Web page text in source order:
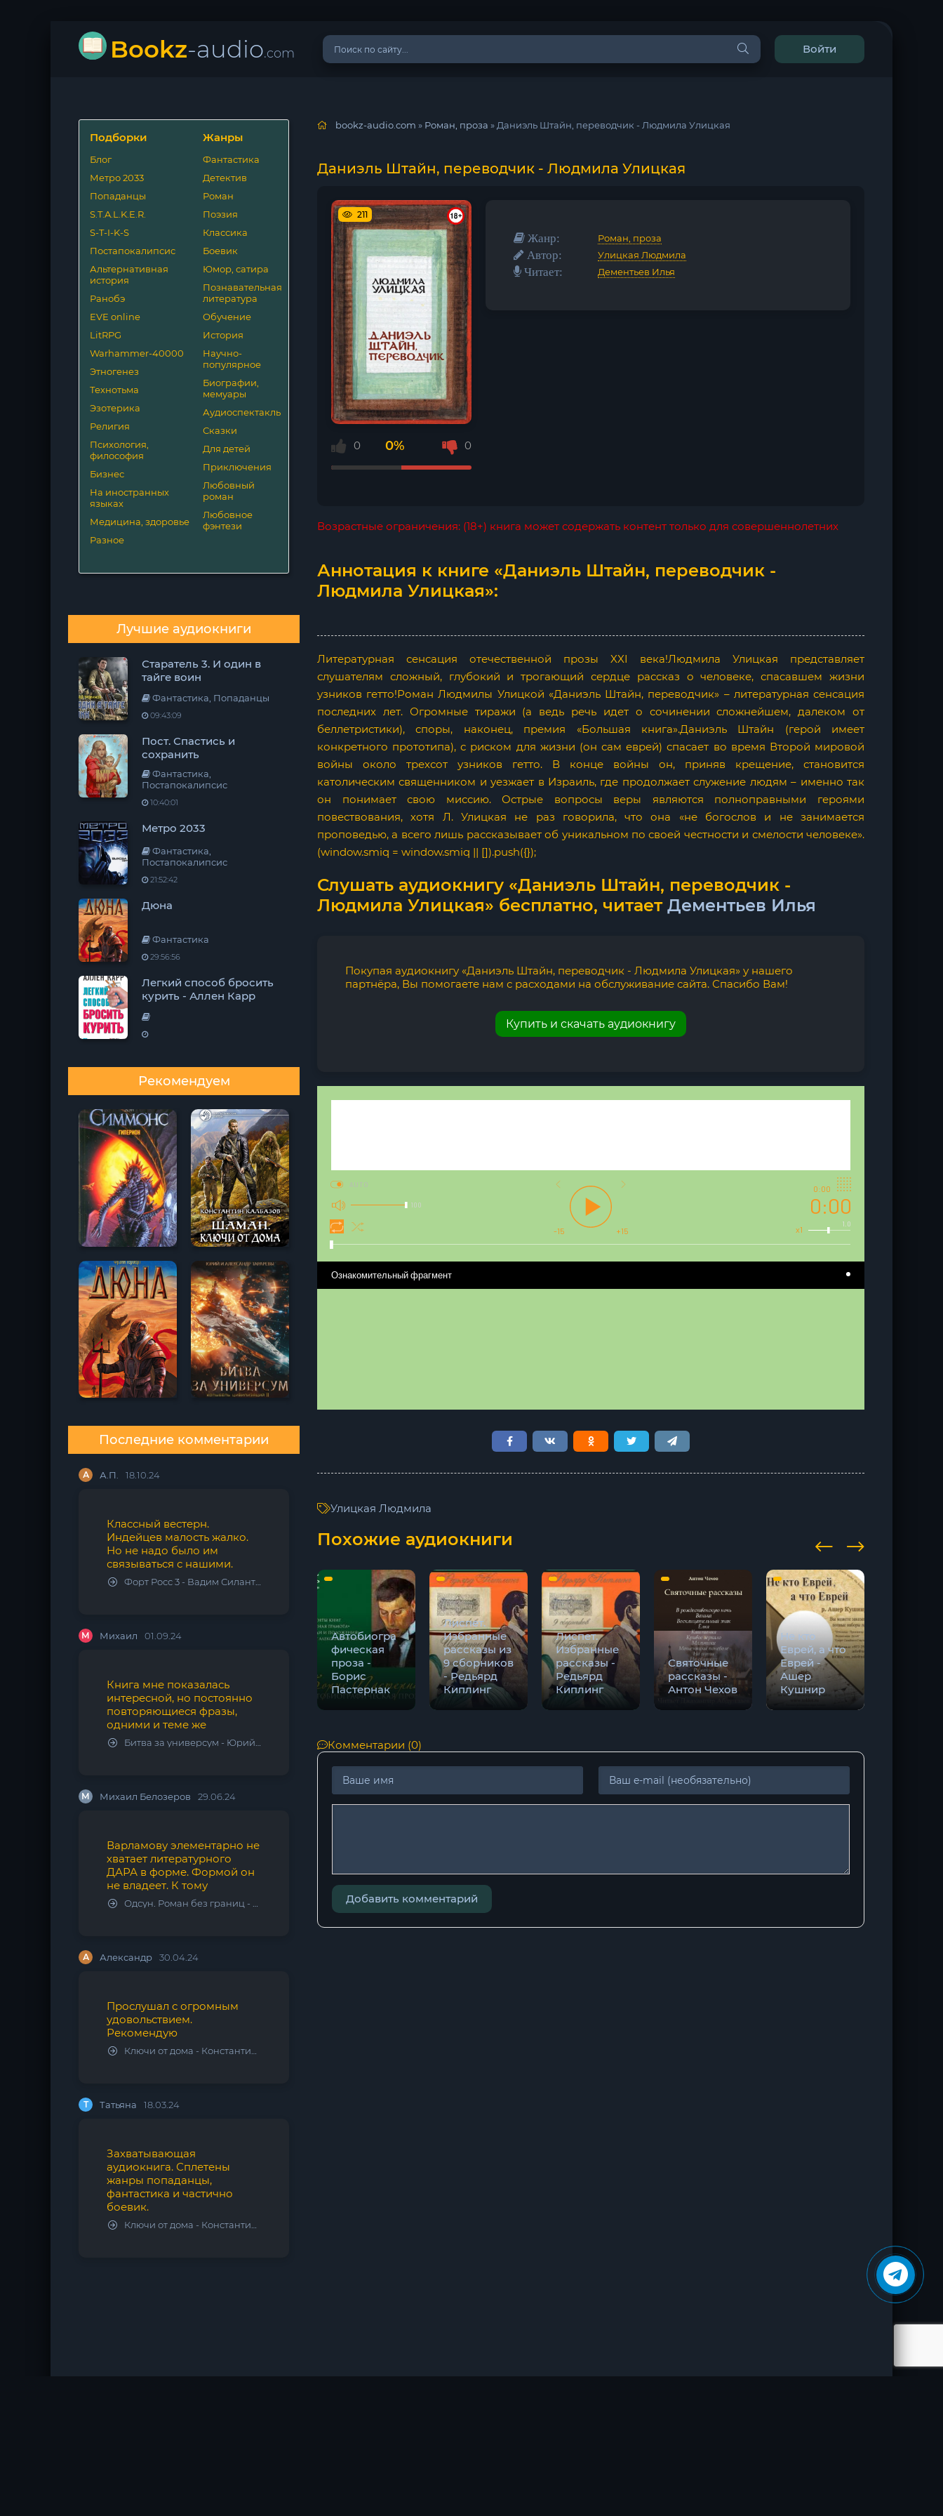
Bookz-audio.com Войти
Подборки
Блог
Метро 2033
Попаданцы
S.T.A.L.K.E.R.
S-T-I-K-S
Постапокалипсис
Альтернативная
история
Ранобэ
EVE online
LitRPG
Warhammer-40000
Этногенез
Технотьма
Эзотерика
Религия
Психология,
философия
Бизнес
На иностранных
языках
Медицина, здоровье
Разное
Жанры
Фантастика
Детектив
Роман
Поэзия
Классика
Боевик
Юмор, сатира
Познавательная
литература
Обучение
История
Научно-
популярное
Биографии,
мемуары
Аудиоспектакль
Сказки
Для детей
Приключения
Любовный
роман
Любовное
фэнтези
Лучшие аудиокниги
Старатель 3. И один в
тайге воин
Фантастика, Попаданцы
09:43:09
Пост. Спастись и
сохранить
Фантастика,
Постапокалипсис
10:40:01
Метро 2033
Фантастика,
Постапокалипсис
21:52:42
Дюна
Фантастика
29:56:56
Легкий способ бросить
курить - Аллен Карр
Рекомендуем
Последние комментарии
А А.П. 18.10.24
Классный вестерн.
Индейцев малость жалко.
Но не надо было им
связываться с нашими.
Форт Росс 3 - Вадим Силантьев
М Михаил 01.09.24
Книга мне показалась
интересной, но постоянно
повторяющиеся фразы,
одними и теме же
Битва за универсум - Юрий Тарарев, Александр Тарарев
М Михаил Белозеров 29.06.24
Варламову элементарно не
хватает литературного
ДАРА в форме. Формой он
не владеет. К тому
Одсун. Роман без границ - Алексей Варламов
А Александр 30.04.24
Прослушал с огромным
удовольствием.
Рекомендую
Ключи от дома - Константин Калбазов
Т Татьяна 18.03.24
Захватывающая
аудиокнига. Сплетены
жанры попаданцы,
фантастика и частично
боевик.
Ключи от дома - Константин Калбазов
bookz-audio.com » Роман, проза » Даниэль Штайн, переводчик - Людмила Улицкая
Даниэль Штайн, переводчик - Людмила Улицкая
211
0 0% 0
Жанр: Роман, проза
Автор: Улицкая Людмила
Читает: Дементьев Илья
Возрастные ограничения: (18+) книга может содержать контент только для совершеннолетних
Аннотация к книге «Даниэль Штайн, переводчик -
Людмила Улицкая»:
Литературная сенсация отечественной прозы XXI века!Людмила Улицкая представляет
слушателям сложный, глубокий и трогающий сердце рассказ о человеке, спасавшем жизни
узников гетто!Роман Людмилы Улицкой «Даниэль Штайн, переводчик» – литературная сенсация
последних лет. Огромные тиражи (а ведь речь идет о сочинении сложнейшем, далеком от
беллетристики), споры, наконец, премия «Большая книга».Даниэль Штайн (герой имеет
конкретного прототипа), с риском для жизни (он сам еврей) спасает во время Второй мировой
войны около трехсот узников гетто. В конце войны он, приняв крещение, становится
католическим священником и уезжает в Израиль, где продолжает служение людям – именно так
он понимает свою миссию. Острые вопросы веры являются полноправными героями
повествования, хотя Л. Улицкая не раз говорила, что она «не богослов и не занимается
проповедью, а всего лишь рассказывает об уникальном по своей честности и смелости человеке».
(window.smiq = window.smiq || []).push({});
Слушать аудиокнигу «Даниэль Штайн, переводчик -
Людмила Улицкая» бесплатно, читает Дементьев Илья
Покупая аудиокнигу «Даниэль Штайн, переводчик - Людмила Улицкая» у нашего
партнёра, Вы помогаете нам с расходами на обслуживание сайта. Спасибо Вам!
Купить и скачать аудиокнигу
100 0:00
0:00
1.0
x1
-15 +15
AUTO
Ознакомительный фрагмент
Улицкая Людмила
Похожие аудиокниги
Автобиогра
фическая
проза -
Борис
Пастернак
Лиспет.
Избранные
рассказы из
9 сборников
- Редьярд
Киплинг
Лиспет.
Избранные
рассказы -
Редьярд
Киплинг
Святочные
рассказы -
Антон Чехов
Не кто
Еврей, а что
Еврей -
Ашер
Кушнир
Комментарии (0)
Добавить комментарий